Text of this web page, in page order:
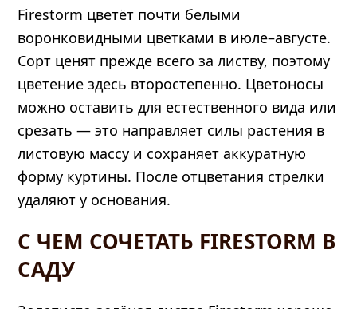
Firestorm цветёт почти белыми
воронковидными цветками в июле–августе.
Сорт ценят прежде всего за листву, поэтому
цветение здесь второстепенно. Цветоносы
можно оставить для естественного вида или
срезать — это направляет силы растения в
листовую массу и сохраняет аккуратную
форму куртины. После отцветания стрелки
удаляют у основания.
С ЧЕМ СОЧЕТАТЬ FIRESTORM В
САДУ